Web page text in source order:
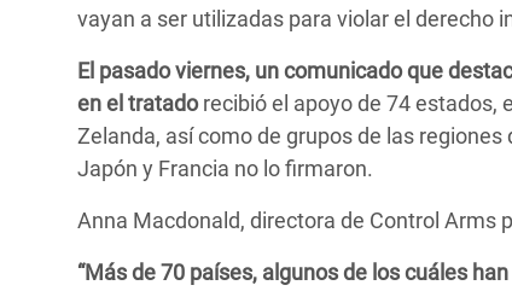
vayan a ser utilizadas para violar el derecho
El pasado viernes, un comunicado que
en el tratadorecibió el apoyo de 74 estados,
Zelanda, así como de grupos de las
Japón y Francia no lo firmaron.
Anna Macdonald, directora de Control Arms
“Más de 70 países, algunos de los cuáles